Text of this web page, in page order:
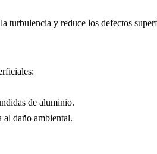
y reduce los defectos
de aluminio.
al daño ambiental.